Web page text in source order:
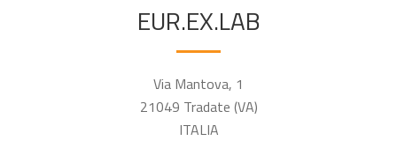
EUR.EX.LAB
Via Mantova, 1
21049 Tradate (VA)
ITALIA